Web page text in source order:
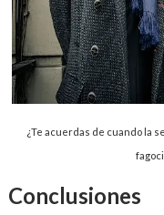
¿Te acuerdas de cuando la
Conclusiones